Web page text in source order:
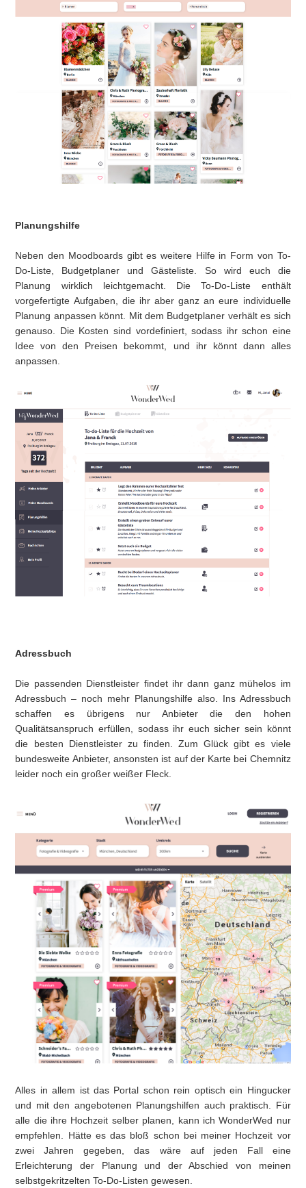
Planungshilfe
Neben den Moodboards gibt es weitere Hilfe in Form von To-
Do-Liste, Budgetplaner und Gästeliste. So wird euch die
Planung wirklich leichtgemacht. Die To-Do-Liste enthält
vorgefertigte Aufgaben, die ihr aber ganz an eure individuelle
Planung anpassen könnt. Mit dem Budgetplaner verhält es sich
genauso. Die Kosten sind vordefiniert, sodass ihr schon eine
Idee von den Preisen bekommt, und ihr könnt dann alles
anpassen.
Adressbuch
Die passenden Dienstleister findet ihr dann ganz mühelos im
Adressbuch – noch mehr Planungshilfe also. Ins Adressbuch
schaffen es übrigens nur Anbieter die den hohen
Qualitätsanspruch erfüllen, sodass ihr euch sicher sein könnt
die besten Dienstleister zu finden. Zum Glück gibt es viele
bundesweite Anbieter, ansonsten ist auf der Karte bei Chemnitz
leider noch ein großer weißer Fleck.
Alles in allem ist das Portal schon rein optisch ein Hingucker
und mit den angebotenen Planungshilfen auch praktisch. Für
alle die ihre Hochzeit selber planen, kann ich WonderWed nur
empfehlen. Hätte es das bloß schon bei meiner Hochzeit vor
zwei Jahren gegeben, das wäre auf jeden Fall eine
Erleichterung der Planung und der Abschied von meinen
selbstgekritzelten To-Do-Listen gewesen.